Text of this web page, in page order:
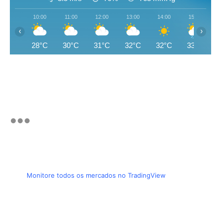
10:00
28°C
11:00
30°C
12:00
31°C
13:00
32°C
14:00
32°C
15:00
33°C
‹ ›
Monitore todos os mercados no TradingView